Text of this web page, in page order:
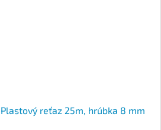
Plastový reťaz 25m, hrúbka 8 mm